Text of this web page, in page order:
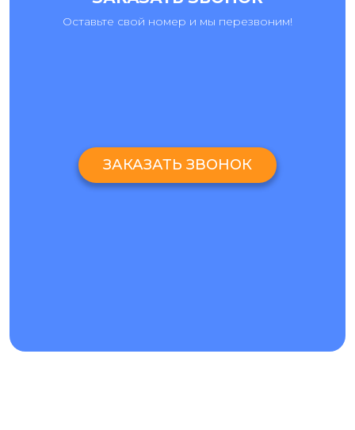
Оставьте свой номер и мы перезвоним!
ЗАКАЗАТЬ ЗВОНОК